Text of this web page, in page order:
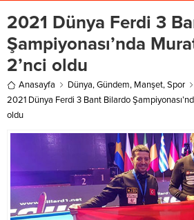
2021 Dünya Ferdi 3
Şampiyonası’nda
2’nci oldu
Anasayfa Dünya,Gündem, Manşet,Spor
2021 Dünya Ferdi 3 Bant Bilardo
oldu